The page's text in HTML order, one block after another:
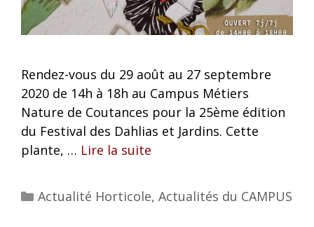
Rendez-vous du 29 août au 27 septembre
2020 de 14h à 18h au Campus Métiers
Nature de Coutances pour la 25ème édition
du Festival des Dahlias et Jardins. Cette
plante, … Lire la suite
Actualité Horticole, Actualités du CAMPUS